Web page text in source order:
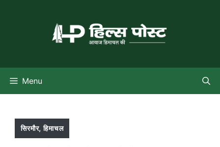
Menu
सिरमौर,हिमाचल